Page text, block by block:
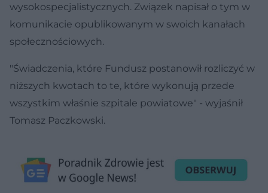
wysokospecjalistycznych. Związek napisał o tym w
komunikacie opublikowanym w swoich kanałach
społecznościowych.
"Świadczenia, które Fundusz postanowił rozliczyć w
niższych kwotach to te, które wykonują przede
wszystkim właśnie szpitale powiatowe" - wyjaśnił
Tomasz Paczkowski.